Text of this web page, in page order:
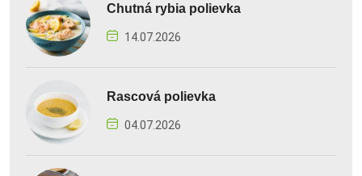
Chutná rybia polievka
14.07.2026
Rascová polievka
04.07.2026